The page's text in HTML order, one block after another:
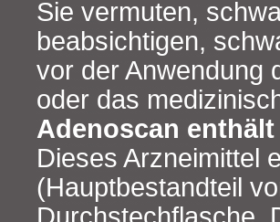
Sie vermuten,
beabsichtigen,
vor der Anwendung
oder das
Adenoscan
Dieses Arzneimittel
(Hauptbestandteil